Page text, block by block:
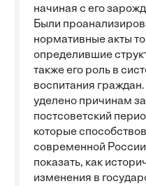
начиная с его
Были
нормативные акты
определившие
также его роль в
воспитания
уделено причинам
постсоветский
которые
современной
показать, как
изменения в